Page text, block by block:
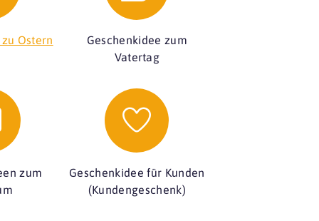
Ostern
Geschenkidee zum
Vatertag
zum
Geschenkidee für Kunden
(Kundengeschenk)